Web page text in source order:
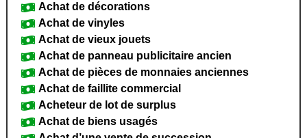
Achat de décorations
Achat de vinyles
Achat de vieux jouets
Achat de panneau publicitaire ancien
Achat de pièces de monnaies anciennes
Achat de faillite commercial
Acheteur de lot de surplus
Achat de biens usagés